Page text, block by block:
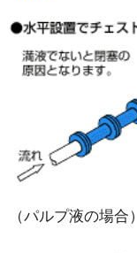
（パルプ液の場合）